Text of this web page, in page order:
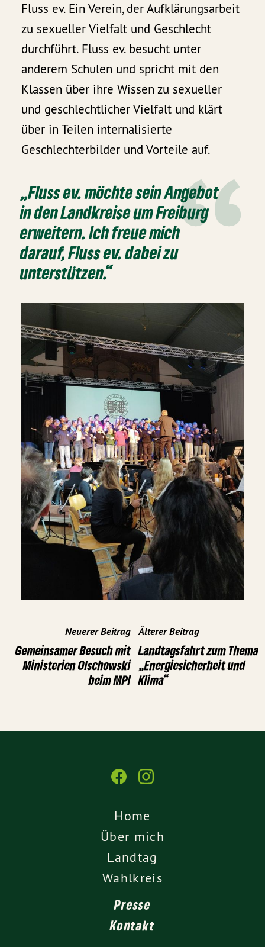
Fluss ev. Ein Verein, der Aufklärungsarbeit
zu sexueller Vielfalt und Geschlecht
durchführt. Fluss ev. besucht unter
anderem Schulen und spricht mit den
Klassen über ihre Wissen zu sexueller
und geschlechtlicher Vielfalt und klärt
über in Teilen internalisierte
Geschlechterbilder und Vorteile auf.
„Fluss ev. möchte sein Angebot
in den Landkreise um Freiburg
erweitern. Ich freue mich
darauf, Fluss ev. dabei zu
unterstützen.“
Neuerer Beitrag
Gemeinsamer Besuch mit
Ministerien Olschowski
beim MPI
Älterer Beitrag
Landtagsfahrt zum Thema
„Energiesicherheit und
Klima“
Home
Über mich
Landtag
Wahlkreis
Presse
Kontakt